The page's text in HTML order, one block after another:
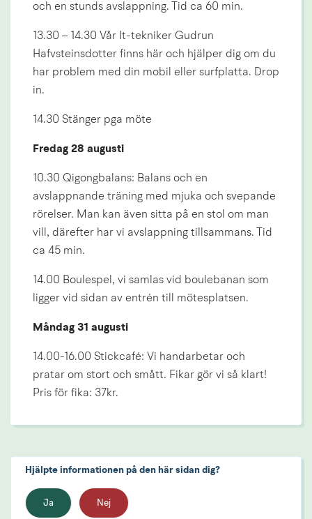
och en stunds avslappning. Tid ca 60 min.
13.30 – 14.30 Vår It-tekniker Gudrun
Hafvsteinsdotter finns här och hjälper dig om du
har problem med din mobil eller surfplatta. Drop
in.
14.30 Stänger pga möte
Fredag 28 augusti
10.30 Qigongbalans: Balans och en
avslappnande träning med mjuka och svepande
rörelser. Man kan även sitta på en stol om man
vill, därefter har vi avslappning tillsammans. Tid
ca 45 min.
14.00 Boulespel, vi samlas vid boulebanan som
ligger vid sidan av entrén till mötesplatsen.
Måndag 31 augusti
14.00-16.00 Stickcafé: Vi handarbetar och
pratar om stort och smått. Fikar gör vi så klart!
Pris för fika: 37kr.
Hjälpte informationen på den här sidan dig?
Ja Nej